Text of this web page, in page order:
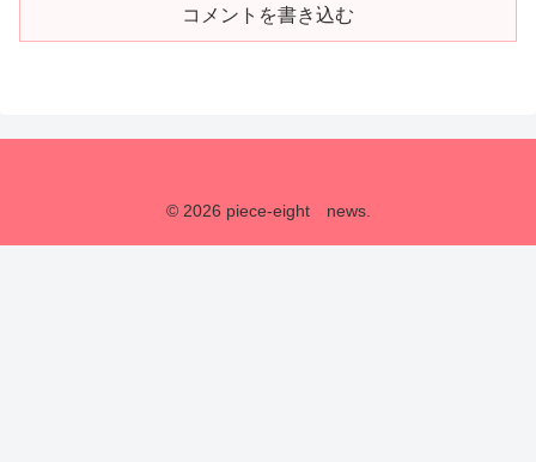
コメントを書き込む
© 2026 piece-eight news.